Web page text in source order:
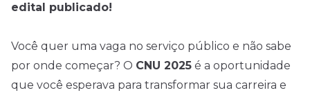
edital publicado!
Você quer uma vaga no serviço público e não sabe
por onde começar? O CNU 2025 é a oportunidade
que você esperava para transformar sua carreira e